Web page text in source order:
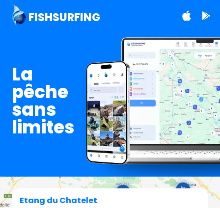
FISHSURFING
La
pêche
sans
limites
Etang du Chatelet